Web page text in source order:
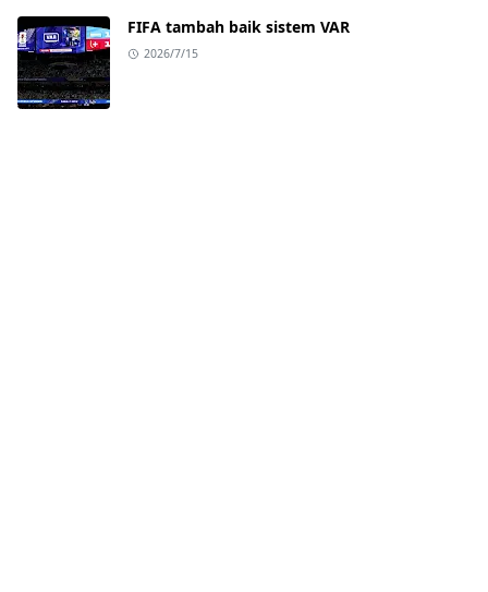
FIFA tambah baik sistem VAR
2026/7/15